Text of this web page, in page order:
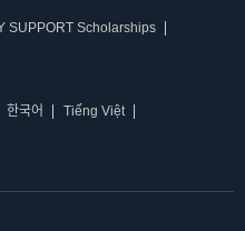
SUPPORT Scholarships
한국어
Tiếng Việt